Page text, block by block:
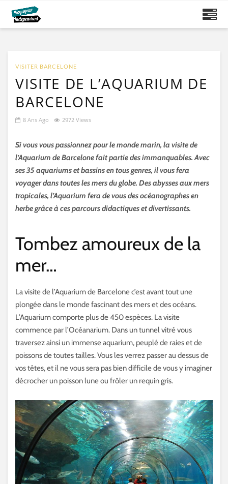
VISITER BARCELONE
VISITE DE L’AQUARIUM DE
BARCELONE
8 Ans Ago 2972 Views
Si vous vous passionnez pour le monde marin, la visite de
l’Aquarium de Barcelone fait partie des immanquables. Avec
ses 35 aquariums et bassins en tous genres, il vous fera
voyager dans toutes les mers du globe. Des abysses aux mers
tropicales, l’Aquarium fera de vous des océanographes en
herbe grâce à ces parcours didactiques et divertissants.
Tombez amoureux de la
mer…
La visite de l’Aquarium de Barcelone c’est avant tout une
plongée dans le monde fascinant des mers et des océans.
L’Aquarium comporte plus de 450 espèces. La visite
commence par l’Océanarium. Dans un tunnel vitré vous
traversez ainsi un immense aquarium, peuplé de raies et de
poissons de toutes tailles. Vous les verrez passer au dessus de
vos têtes, et il ne vous sera pas bien difficile de vous y imaginer
décrocher un poisson lune ou frôler un requin gris.